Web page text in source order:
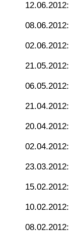
12.06.2012:
08.06.2012:
02.06.2012:
21.05.2012:
06.05.2012:
21.04.2012:
20.04.2012:
02.04.2012:
23.03.2012:
15.02.2012:
10.02.2012:
08.02.2012: